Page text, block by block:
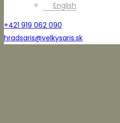
English
+421 919 062 090
hradsaris@velkysaris.sk